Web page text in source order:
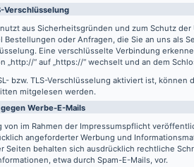
Verschlüsselung
aus Sicherheitsgründen und zum Schutz
Bestellungen oder Anfragen, die Sie an uns als
Eine verschlüsselte Verbindung
„http://“ auf „https://“ wechselt und an dem
bzw. TLS-Verschlüsselung aktiviert ist, können
mitgelesen werden.
Werbe-E-Mails
von im Rahmen der Impressumspflicht
angeforderter Werbung und
Seiten behalten sich ausdrücklich rechtliche
etwa durch Spam-E-Mails, vor.